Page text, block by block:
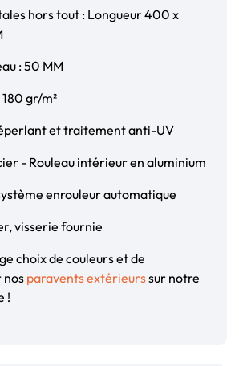
hors tout : Longueur 400 x
: 50 MM
gr/m²
et traitement anti-UV
- Rouleau intérieur en aluminium
enrouleur automatique
visserie fournie
choix de couleurs et de
nos paravents extérieurssur notre
!